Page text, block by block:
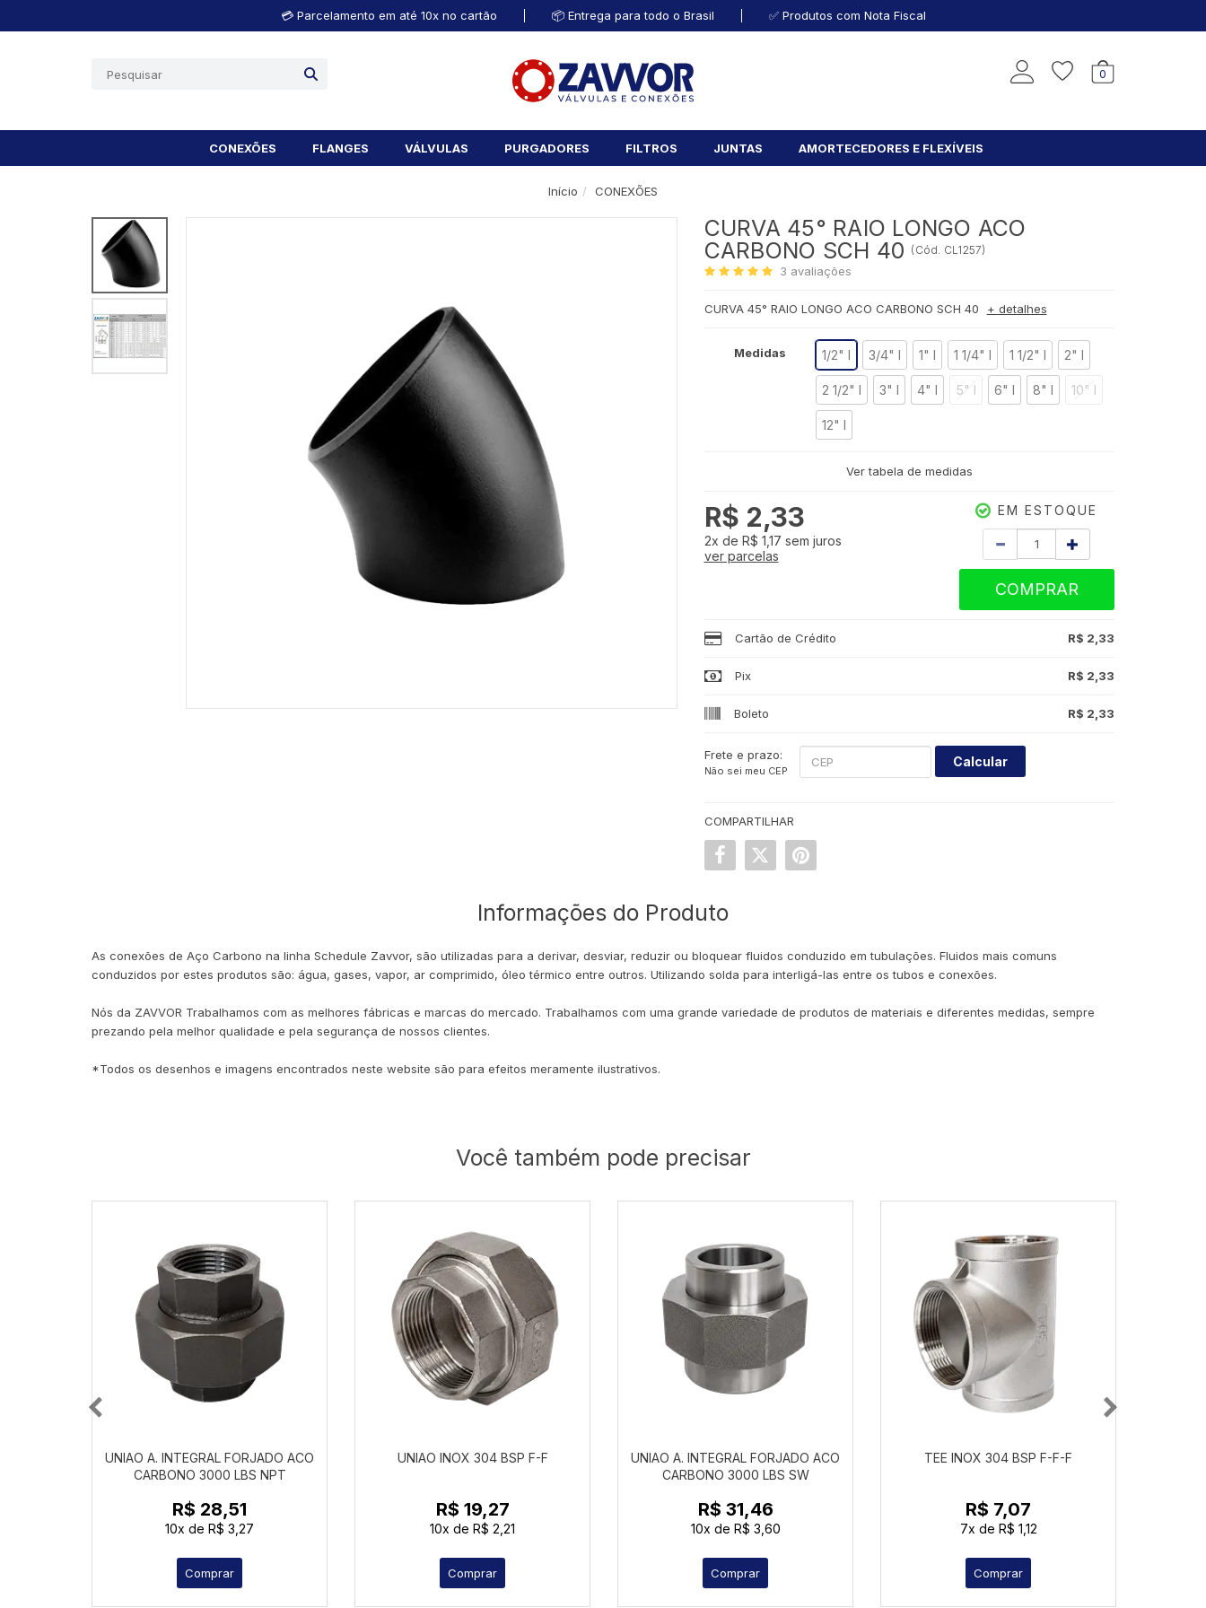
💳 Parcelamento em até 10x no cartão 📦 Entrega para todo o Brasil ✅ Produtos com Nota Fiscal
0
CONEXÕES FLANGES VÁLVULAS PURGADORES FILTROS JUNTAS AMORTECEDORES E FLEXÍVEIS
Início CONEXÕES
CURVA 45° RAIO LONGO ACO
CARBONO SCH 40 ( Cód. CL1257)
3 avaliações
CURVA 45° RAIO LONGO ACO CARBONO SCH 40 + detalhes
Medidas 1/2" I 3/4" I 1" I 1 1/4" I 1 1/2" I 2" I
2 1/2" I 3" I 4" I 5" I 6" I 8" I 10" I
12" I
Ver tabela de medidas
R$ 2,33
2x de R$ 1,17 sem juros
ver parcelas
EM ESTOQUE
COMPRAR
Cartão de Crédito R$ 2,33
Pix R$ 2,33
Boleto R$ 2,33
Frete e prazo:
Não sei meu CEP
Calcular
COMPARTILHAR
Informações do Produto
As conexões de Aço Carbono na linha Schedule Zavvor, são utilizadas para a derivar, desviar, reduzir ou bloquear fluidos conduzido em tubulações. Fluidos mais comuns
conduzidos por estes produtos são: água, gases, vapor, ar comprimido, óleo térmico entre outros. Utilizando solda para interligá-las entre os tubos e conexões.
Nós da ZAVVOR Trabalhamos com as melhores fábricas e marcas do mercado. Trabalhamos com uma grande variedade de produtos de materiais e diferentes medidas, sempre
prezando pela melhor qualidade e pela segurança de nossos clientes.
*Todos os desenhos e imagens encontrados neste website são para efeitos meramente ilustrativos.
Você também pode precisar
UNIAO A. INTEGRAL FORJADO ACO
CARBONO 3000 LBS NPT
R$ 28,51
10x de R$ 3,27
Comprar
UNIAO INOX 304 BSP F-F
R$ 19,27
10x de R$ 2,21
Comprar
UNIAO A. INTEGRAL FORJADO ACO
CARBONO 3000 LBS SW
R$ 31,46
10x de R$ 3,60
Comprar
TEE INOX 304 BSP F-F-F
R$ 7,07
7x de R$ 1,12
Comprar